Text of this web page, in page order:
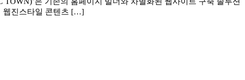
. 웹진스타일 콘텐츠 […]